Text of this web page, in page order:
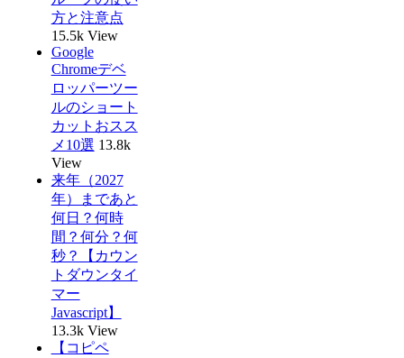
方と注意点
15.5k View
Google
Chromeデベ
ロッパーツー
ルのショート
カットおスス
メ10選 13.8k
View
来年（2027
年）まであと
何日？何時
間？何分？何
秒？【カウン
トダウンタイ
マー
Javascript】
13.3k View
【コピペ